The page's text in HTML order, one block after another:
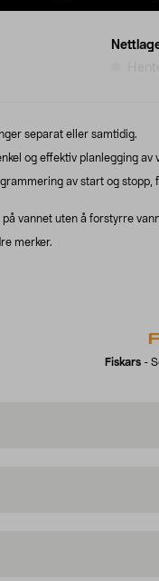
separat eller samtidig.
og effektiv planlegging av
av start og stopp,
vannet uten å forstyrre
merker.
Fiskars -